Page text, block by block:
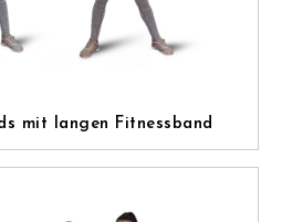
mit langen Fitnessband